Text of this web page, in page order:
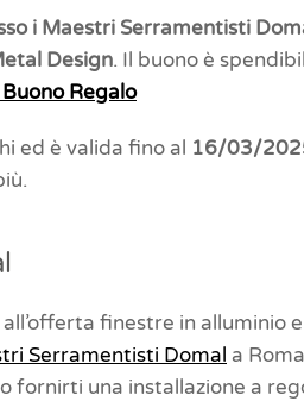
i Maestri Serramentisti
Design. Il buono è
Regalo
ed è valida fino al 16/03/
finestre in alluminio
Serramentisti Domal a
una installazione a